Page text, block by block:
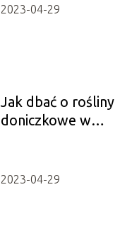
2023-04-29
Jak dbać o rośliny
doniczkowe w
2023-04-29